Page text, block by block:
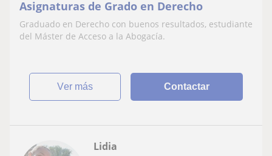
Asignaturas de Grado en Derecho
Graduado en Derecho con buenos resultados, estudiante
del Máster de Acceso a la Abogacía.
ver más Contactar
Lidia